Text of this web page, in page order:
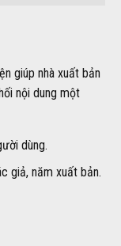
giúp nhà xuất bản
nội dung một
dùng.
giả, năm xuất bản.